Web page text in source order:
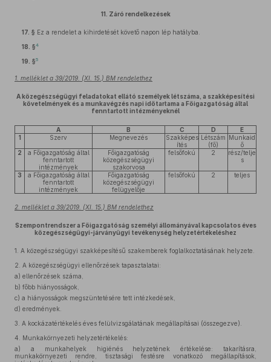
11. Záró rendelkezések
17. § Ez a rendelet a kihirdetését követő napon lép hatályba.
18. §4
19. §5
1. melléklet a 39/2019. (XI. 15.) BM rendelethez
A közegészségügyi feladatokat ellátó személyek létszáma, a szakképesítési
követelmények és a munkavégzés napi időtartama a Főigazgatóság által
fenntartott intézményeknél
A B C D
E
1
Szerv Megnevezés
Szakképes
ítés
Létszám
(fő)
Munkaid
ő
2
a Főigazgatóság által
fenntartott
intézmények
Főigazgatóság
közegészségügyi
szakorvosa
felsőfokú 2
rész/telje
s
3
a Főigazgatóság által
fenntartott
intézmények
Főigazgatóság
közegészségügyi
felügyelője
felsőfokú 2 teljes
2. melléklet a 39/2019. (XI. 15.) BM rendelethez
Szempontrendszer a Főigazgatóság személyi állományával kapcsolatos éves
közegészségügyi-járványügyi tevékenység helyzetértékeléshez
1. A közegészségügyi szakképesítésű szakemberek foglalkoztatásának helyzete.
2. A közegészségügyi ellenőrzések tapasztalatai:
a) ellenőrzések száma,
b) főbb hiányosságok,
c) a hiányosságok megszüntetésére tett intézkedések,
d) eredmények.
3. A kockázatértékelés éves felülvizsgálatának megállapításai (összegezve).
4.
Munkakörnyezeti helyzetértékelés:
a) a munkahelyek higiénés helyzetének értékelése: takarításra,
munkakörnyezeti rendre, tisztasági festésre vonatkozó megállapítások,